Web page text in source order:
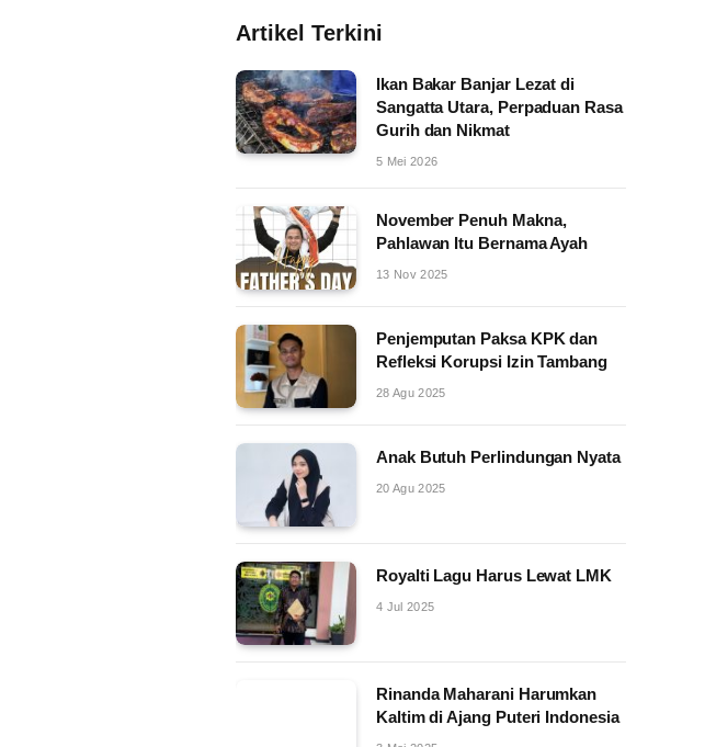
Artikel Terkini
Ikan Bakar Banjar Lezat di
Sangatta Utara, Perpaduan Rasa
Gurih dan Nikmat
5 Mei 2026
November Penuh Makna,
Pahlawan Itu Bernama Ayah
13 Nov 2025
Penjemputan Paksa KPK dan
Refleksi Korupsi Izin Tambang
28 Agu 2025
Anak Butuh Perlindungan Nyata
20 Agu 2025
Royalti Lagu Harus Lewat LMK
4 Jul 2025
Rinanda Maharani Harumkan
Kaltim di Ajang Puteri Indonesia